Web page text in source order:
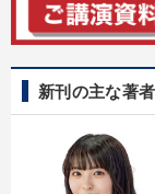
新刊の主な著